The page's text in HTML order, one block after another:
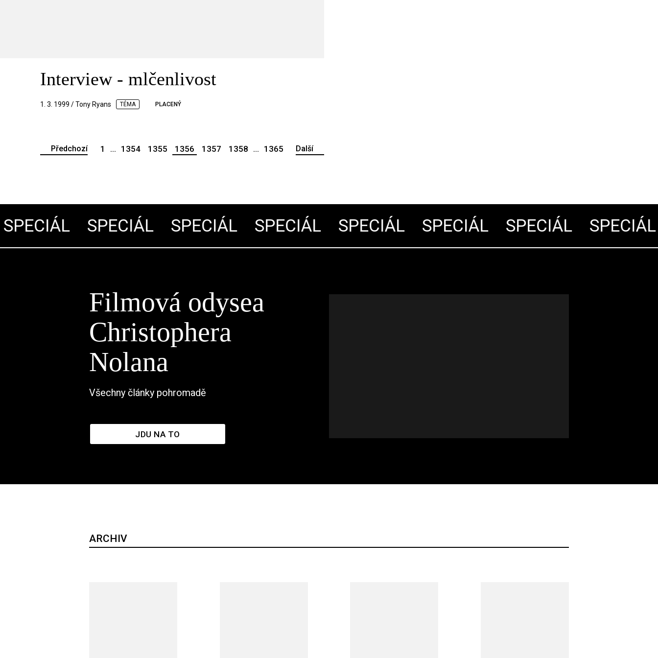
Interview - mlčenlivost
1. 3. 1999 / Tony Ryans TÉMA PLACENÝ
Předchozí 1 ... 1354 1355 1356 1357 1358 ... 1365 Další
SPECIÁL SPECIÁL SPECIÁL SPECIÁL SPECIÁL SPECIÁL SPECIÁL
Filmová odysea
Christophera
Nolana
Všechny články pohromadě
JDU NA TO
ARCHIV